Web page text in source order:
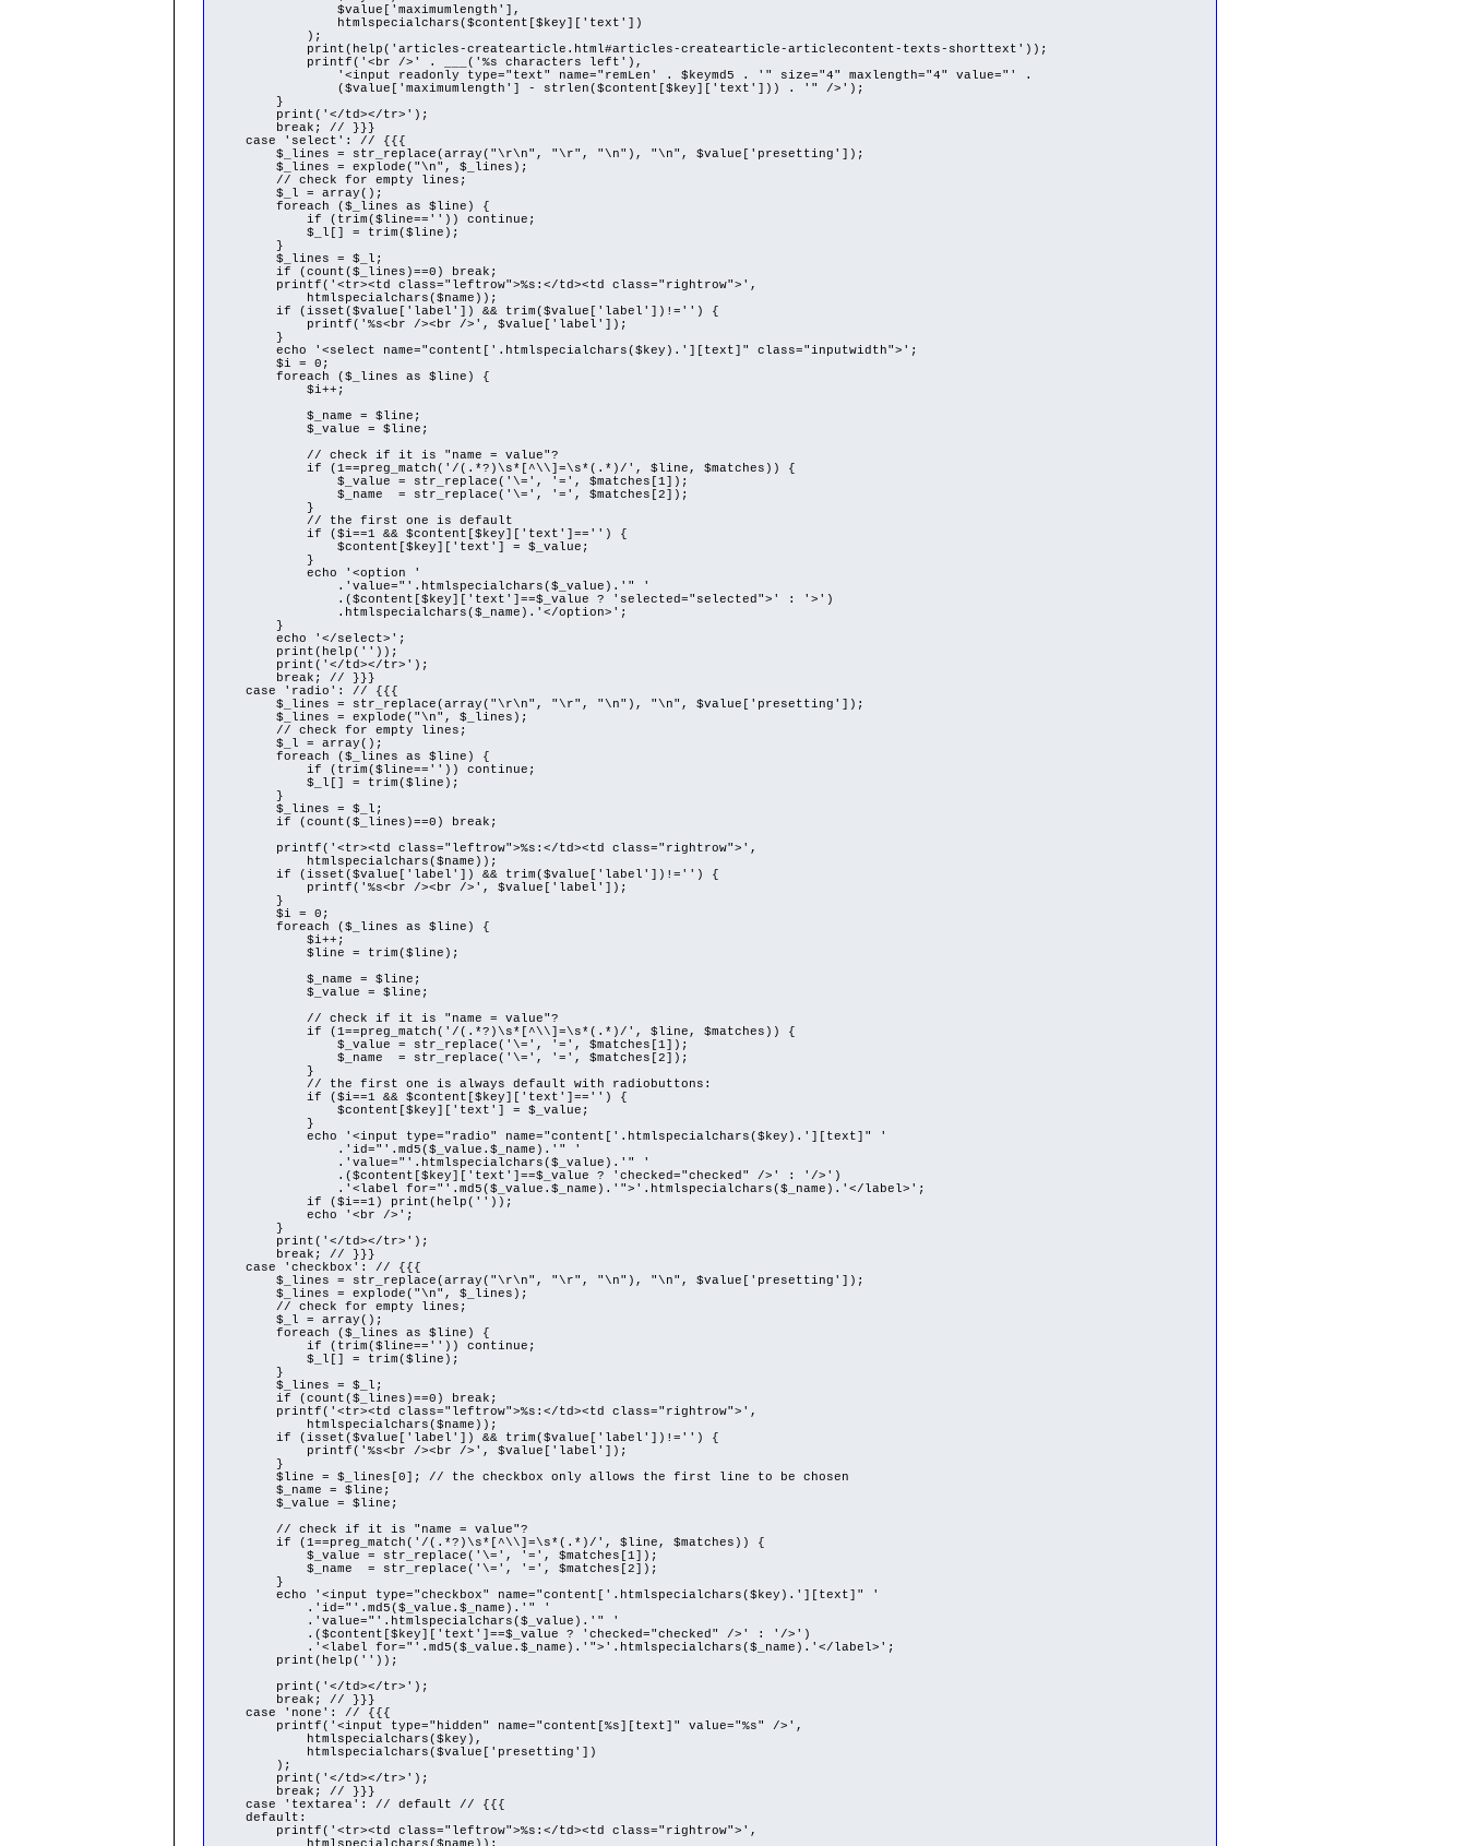
$value['maximumlength'],
htmlspecialchars($content[$key]['text'])
);
print(help('articles-createarticle.html#articles-createarticle-articlecontent-texts-shorttext'));
printf('<br />' . ___('%s characters left'),
'<input readonly type="text" name="remLen' . $keymd5 . '" size="4" maxlength="4" value="' .
($value['maximumlength'] - strlen($content[$key]['text'])) . '" />');
}
print('</td></tr>');
break; // }}}
case 'select': // {{{
$_lines = str_replace(array("\r\n", "\r", "\n"), "\n", $value['presetting']);
$_lines = explode("\n", $_lines);
// check for empty lines;
$_l = array();
foreach ($_lines as $line) {
if (trim($line=='')) continue;
$_l[] = trim($line);
}
$_lines = $_l;
if (count($_lines)==0) break;
printf('<tr><td class="leftrow">%s:</td><td class="rightrow">',
htmlspecialchars($name));
if (isset($value['label']) && trim($value['label'])!='') {
printf('%s<br /><br />', $value['label']);
}
echo '<select name="content['.htmlspecialchars($key).'][text]" class="inputwidth">';
$i = 0;
foreach ($_lines as $line) {
$i++;
$_name = $line;
$_value = $line;
// check if it is "name = value"?
if (1==preg_match('/(.*?)\s*[^\\]=\s*(.*)/', $line, $matches)) {
$_value = str_replace('\=', '=', $matches[1]);
$_name = str_replace('\=', '=', $matches[2]);
}
// the first one is default
if ($i==1 && $content[$key]['text']=='') {
$content[$key]['text'] = $_value;
}
echo '<option '
.'value="'.htmlspecialchars($_value).'" '
.($content[$key]['text']==$_value ? 'selected="selected">' : '>')
.htmlspecialchars($_name).'</option>';
}
echo '</select>';
print(help(''));
print('</td></tr>');
break; // }}}
case 'radio': // {{{
$_lines = str_replace(array("\r\n", "\r", "\n"), "\n", $value['presetting']);
$_lines = explode("\n", $_lines);
// check for empty lines;
$_l = array();
foreach ($_lines as $line) {
if (trim($line=='')) continue;
$_l[] = trim($line);
}
$_lines = $_l;
if (count($_lines)==0) break;
printf('<tr><td class="leftrow">%s:</td><td class="rightrow">',
htmlspecialchars($name));
if (isset($value['label']) && trim($value['label'])!='') {
printf('%s<br /><br />', $value['label']);
}
$i = 0;
foreach ($_lines as $line) {
$i++;
$line = trim($line);
$_name = $line;
$_value = $line;
// check if it is "name = value"?
if (1==preg_match('/(.*?)\s*[^\\]=\s*(.*)/', $line, $matches)) {
$_value = str_replace('\=', '=', $matches[1]);
$_name = str_replace('\=', '=', $matches[2]);
}
// the first one is always default with radiobuttons:
if ($i==1 && $content[$key]['text']=='') {
$content[$key]['text'] = $_value;
}
echo '<input type="radio" name="content['.htmlspecialchars($key).'][text]" '
.'id="'.md5($_value.$_name).'" '
.'value="'.htmlspecialchars($_value).'" '
.($content[$key]['text']==$_value ? 'checked="checked" />' : '/>')
.'<label for="'.md5($_value.$_name).'">'.htmlspecialchars($_name).'</label>';
if ($i==1) print(help(''));
echo '<br />';
}
print('</td></tr>');
break; // }}}
case 'checkbox': // {{{
$_lines = str_replace(array("\r\n", "\r", "\n"), "\n", $value['presetting']);
$_lines = explode("\n", $_lines);
// check for empty lines;
$_l = array();
foreach ($_lines as $line) {
if (trim($line=='')) continue;
$_l[] = trim($line);
}
$_lines = $_l;
if (count($_lines)==0) break;
printf('<tr><td class="leftrow">%s:</td><td class="rightrow">',
htmlspecialchars($name));
if (isset($value['label']) && trim($value['label'])!='') {
printf('%s<br /><br />', $value['label']);
}
$line = $_lines[0]; // the checkbox only allows the first line to be chosen
$_name = $line;
$_value = $line;
// check if it is "name = value"?
if (1==preg_match('/(.*?)\s*[^\\]=\s*(.*)/', $line, $matches)) {
$_value = str_replace('\=', '=', $matches[1]);
$_name = str_replace('\=', '=', $matches[2]);
}
echo '<input type="checkbox" name="content['.htmlspecialchars($key).'][text]" '
.'id="'.md5($_value.$_name).'" '
.'value="'.htmlspecialchars($_value).'" '
.($content[$key]['text']==$_value ? 'checked="checked" />' : '/>')
.'<label for="'.md5($_value.$_name).'">'.htmlspecialchars($_name).'</label>';
print(help(''));
print('</td></tr>');
break; // }}}
case 'none': // {{{
printf('<input type="hidden" name="content[%s][text]" value="%s" />',
htmlspecialchars($key),
htmlspecialchars($value['presetting'])
);
print('</td></tr>');
break; // }}}
case 'textarea': // default // {{{
default:
printf('<tr><td class="leftrow">%s:</td><td class="rightrow">',